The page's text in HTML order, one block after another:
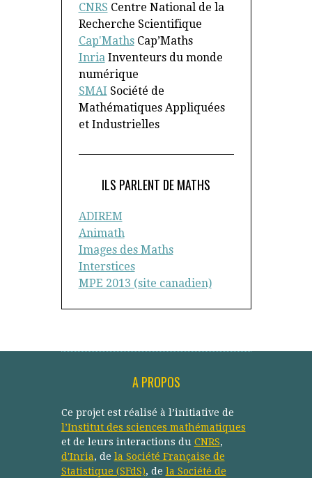
CNRS Centre National de la
Recherche Scientifique
Cap'MathsCap’Maths
InriaInventeurs du monde
numérique
SMAI Société de
Mathématiques Appliquées
et Industrielles
ILS PARLENT DE MATHS
ADIREM
Animath
Images des Maths
Interstices
MPE 2013 (site canadien)
A PROPOS
Ce projet est réalisé à l’initiative de
l’Institut des sciences mathématiques
et de leurs interactions du CNRS,
d'Inria, de la Société Française de
Statistique (SFdS), de la Société de